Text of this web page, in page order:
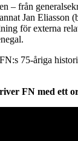
– från
Jan
för externa
75-åriga
FN med ett